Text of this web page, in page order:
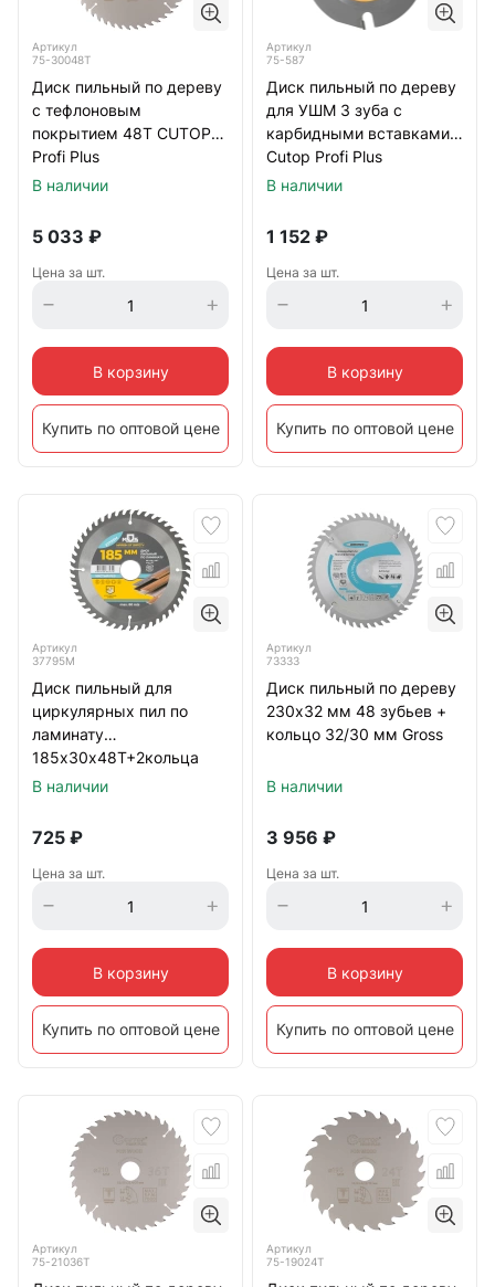
Артикул
75-30048Т
Диск пильный по дереву
с тефлоновым
покрытием 48Т CUTOP
Profi Plus
300х2,0/3,0х32/30/25,4/20
В наличии
5 033 ₽
Цена за шт.
В корзину
Купить по оптовой цене
Артикул
75-587
Диск пильный по дереву
для УШМ 3 зуба с
карбидными вставками
Cutop Profi Plus
125х2,2х22,2 мм
В наличии
1 152 ₽
Цена за шт.
В корзину
Купить по оптовой цене
Артикул
37795М
Диск пильный для
циркулярных пил по
ламинату
185х30х48Т+2кольца
30/20 и 20/16 мм
В наличии
725 ₽
Цена за шт.
В корзину
Купить по оптовой цене
Артикул
73333
Диск пильный по дереву
230х32 мм 48 зубьев +
кольцо 32/30 мм Gross
В наличии
3 956 ₽
Цена за шт.
В корзину
Купить по оптовой цене
Артикул
75-21036Т
Артикул
75-19024Т